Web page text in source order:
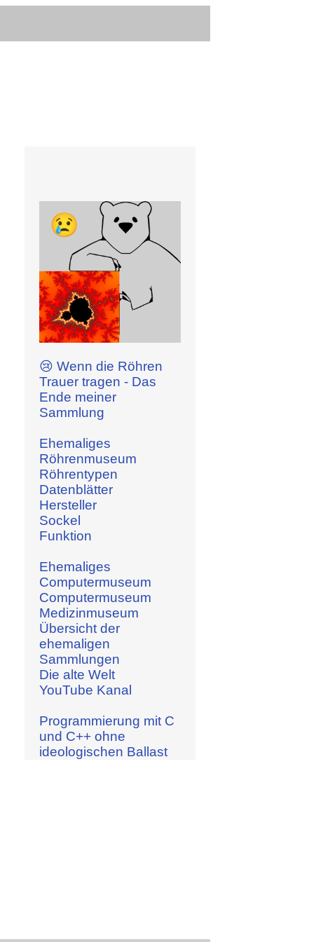
😢 Wenn die Röhren
Trauer tragen - Das
Ende meiner
Sammlung
Ehemaliges
Röhrenmuseum
Röhrentypen
Datenblätter
Hersteller
Sockel
Funktion
Ehemaliges
Computermuseum
Computermuseum
Medizinmuseum
Übersicht der
ehemaligen
Sammlungen
Die alte Welt
YouTube Kanal
Programmierung mit C
und C++ ohne
ideologischen Ballast